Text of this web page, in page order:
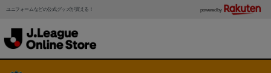
ユニフォームなどの公式グッズが買える！ powered by